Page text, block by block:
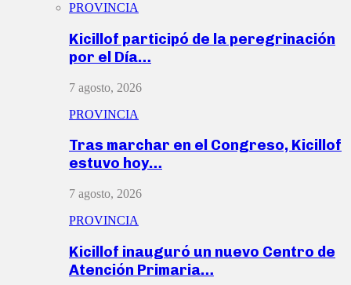
PROVINCIA
Kicillof participó de la peregrinación
por el Día…
7 agosto, 2026
PROVINCIA
Tras marchar en el Congreso, Kicillof
estuvo hoy…
7 agosto, 2026
PROVINCIA
Kicillof inauguró un nuevo Centro de
Atención Primaria…